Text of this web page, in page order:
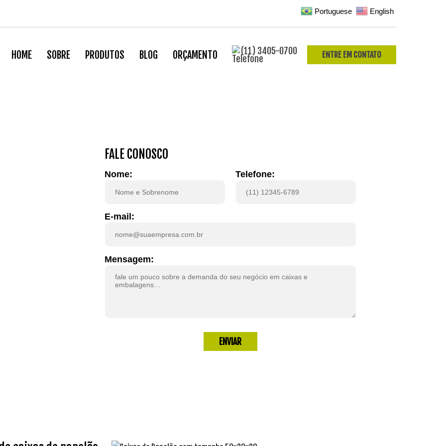
Portuguese English
HOME SOBRE PRODUTOS BLOG ORÇAMENTO (11) 3405-0700 ENTRE EM CONTATO
FALE CONOSCO
Nome: Telefone:
E-mail:
Mensagem: